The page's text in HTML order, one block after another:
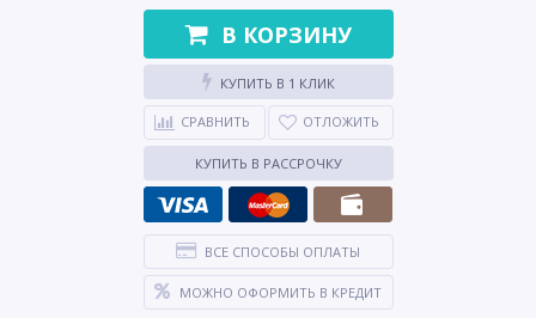
В КОРЗИНУ
КУПИТЬ В 1 КЛИК
СРАВНИТЬ ОТЛОЖИТЬ
КУПИТЬ В РАССРОЧКУ
ВСЕ СПОСОБЫ ОПЛАТЫ
МОЖНО ОФОРМИТЬ В КРЕДИТ